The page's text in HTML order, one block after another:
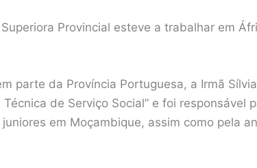
Provincial esteve a trabalhar em
parte da Província Portuguesa, a Irmã
de Serviço Social” e foi responsável
em Moçambique, assim como pela